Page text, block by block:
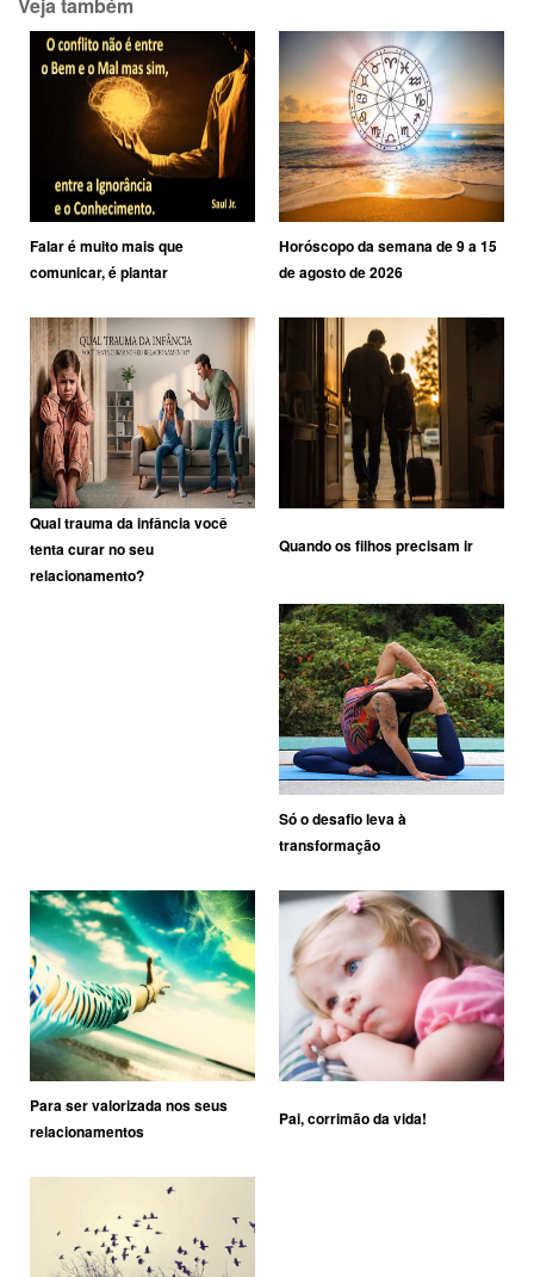
Falar é muito mais que
comunicar, é plantar
Horóscopo da semana de 9 a 15
de agosto de 2026
Qual trauma da infância você
tenta curar no seu
relacionamento?
Quando os filhos precisam ir
Só o desafio leva à
transformação
Para ser valorizada nos seus
relacionamentos
Pai, corrimão da vida!